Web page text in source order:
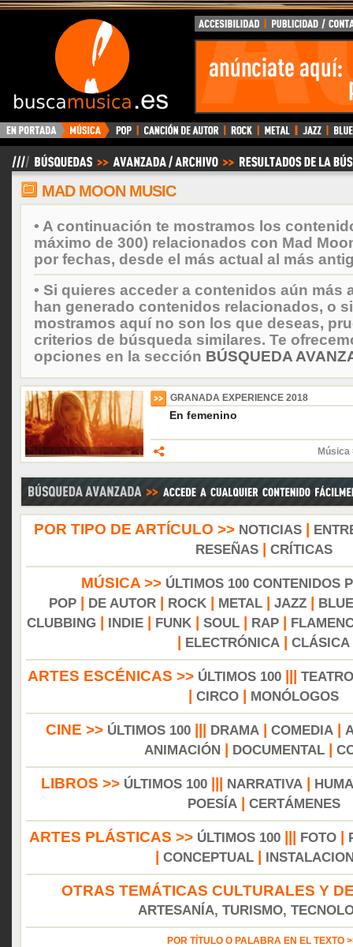
BuscaMusica.es
MAD MOON MUSIC
• A continuación te mostramos los
máximo de 300) relacionados con Mad
por fechas, desde el más actual al más
• Si quieres acceder a contenidos aún más
han generado contenidos relacionados, o
mostramos aquí no son los que deseas,
criterios de búsqueda similares. Te
opciones en la sección BÚSQUEDA
GRANADA EXPERIENCE 2018
En femenino
Música
POR TIPO DE ARTÍCULO >> NOTICIAS|
RESEÑAS| CRÍTICAS
MÚSICA >> ÚLTIMOS 100 CONTENIDOS
POP
DE AUTOR ROCK METAL JAZZ
CLUBBING
INDIE FUNK SOUL RAP
ELECTRÓNICA CLÁSICA
ARTES ESCÉNICAS >> ÚLTIMOS 100||| TEATRO
CIRCO MONÓLOGOS
CINE >> ÚLTIMOS 100 DRAMA COMEDIA
ANIMACIÓN
DOCUMENTAL|
LIBROS >> ÚLTIMOS 100 NARRATIVA
POESÍA| CERTÁMENES
ARTES PLÁSTICAS >> ÚLTIMOS 100 FOTO
CONCEPTUAL
OTRAS TEMÁTICAS CULTURALES Y
ARTESANÍA, TURISMO,
POR TÍTULO O PALABRA EN EL TEXTO